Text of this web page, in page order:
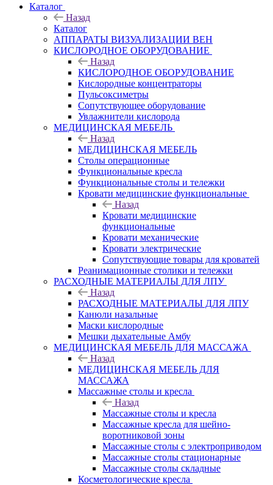
Каталог
Назад
Каталог
АППАРАТЫ ВИЗУАЛИЗАЦИИ ВЕН
КИСЛОРОДНОЕ ОБОРУДОВАНИЕ
Назад
КИСЛОРОДНОЕ ОБОРУДОВАНИЕ
Кислородные концентраторы
Пульсоксиметры
Сопутствующее оборудование
Увлажнители кислорода
МЕДИЦИНСКАЯ МЕБЕЛЬ
Назад
МЕДИЦИНСКАЯ МЕБЕЛЬ
Столы операционные
Функциональные кресла
Функциональные столы и тележки
Кровати медицинские функциональные
Назад
Кровати медицинские
функциональные
Кровати механические
Кровати электрические
Сопутствующие товары для кроватей
Реанимационные столики и тележки
РАСХОДНЫЕ МАТЕРИАЛЫ ДЛЯ ЛПУ
Назад
РАСХОДНЫЕ МАТЕРИАЛЫ ДЛЯ ЛПУ
Канюли назальные
Маски кислородные
Мешки дыхательные Амбу
МЕДИЦИНСКАЯ МЕБЕЛЬ ДЛЯ МАССАЖА
Назад
МЕДИЦИНСКАЯ МЕБЕЛЬ ДЛЯ
МАССАЖА
Массажные столы и кресла
Назад
Массажные столы и кресла
Массажные кресла для шейно-
воротниковой зоны
Массажные столы с электроприводом
Массажные столы стационарные
Массажные столы складные
Косметологические кресла